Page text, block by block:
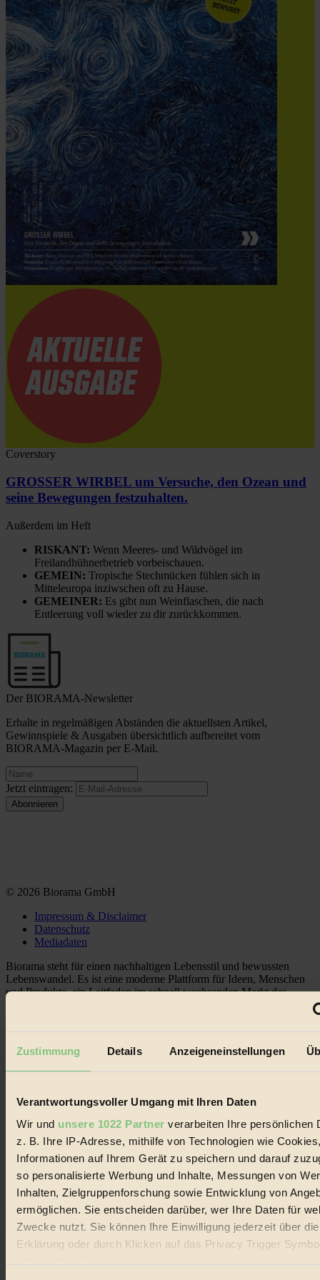
Zustimmung Details Anzeigeneinstellungen
Verantwortungsvoller Umgang mit Ihren Daten
Wir und unsere 1022 Partner verarbeiten Ihre persönlichen
z. B. Ihre IP-Adresse, mithilfe von Technologien wie
Informationen auf Ihrem Gerät zu speichern und darauf
so personalisierte Werbung und Inhalte, Messungen von
Inhalten, Zielgruppenforschung sowie Entwicklung von
ermöglichen. Sie entscheiden darüber, wer Ihre Daten für
Zwecke nutzt. Sie können Ihre Einwilligung jederzeit über
Erklärung oder durch Klicken auf das Privacy Trigger
Coverstory
GROSSER WIRBEL um Versuche, den Ozean und
seine Bewegungen festzuhalten.
Außerdem im Heft
RISKANT: Wenn Meeres- und Wildvögel im
Freilandhühnerbetrieb vorbeischauen.
GEMEIN: Tropische Stechmücken fühlen sich in
Mitteleuropa inziwschen oft zu Hause.
GEMEINER: Es gibt nun Weinflaschen, die nach
Entleerung voll wieder zu dir zurückkommen.
Der BIORAMA-Newsletter
Erhalte in regelmäßigen Abständen die aktuellsten Artikel,
Gewinnspiele & Ausgaben übersichtlich aufbereitet vom
BIORAMA-Magazin per E-Mail.
Jetzt eintragen:
© 2026 Biorama GmbH
Impressum & Disclaimer
Datenschutz
Mediadaten
Biorama steht für einen nachhaltigen Lebensstil und bewussten
Lebenswandel. Es ist eine moderne Plattform für Ideen, Menschen
und Produkte, ein Leitfaden im schnell wachsenden Markt des
22.601 Fans auf Facebook
Nachhaltigkeit
Vegan